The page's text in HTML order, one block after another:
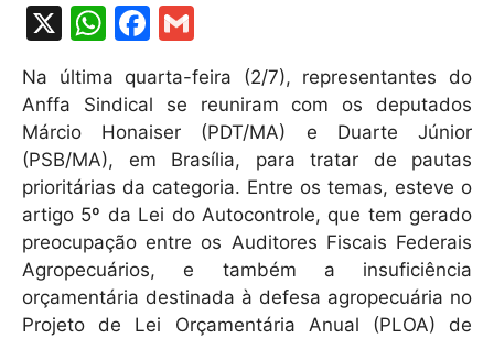
X
W
at
s
A
p
p
F
c
e
b
o
o
k
m
ai
l
Na última quarta-feira (2/7), representantes do
Anffa Sindical se reuniram com os deputados
Márcio Honaiser (PDT/MA) e Duarte Júnior
(PSB/MA), em Brasília, para tratar de pautas
prioritárias da categoria. Entre os temas, esteve o
artigo 5º da Lei do Autocontrole, que tem gerado
preocupação entre os Auditores Fiscais Federais
Agropecuários, e também a insuficiência
orçamentária destinada à defesa agropecuária no
Projeto de Lei Orçamentária Anual (PLOA) de